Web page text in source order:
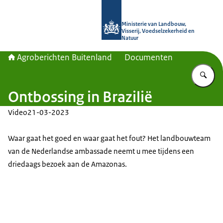
Ministerie van Landbouw,
Visserij, Voedselzekerheid en
Natuur
Agroberichten Buitenland Documenten
Ontbossing in Brazilië
Video21-03-2023
Waar gaat het goed en waar gaat het fout? Het landbouwteam
van de Nederlandse ambassade neemt u mee tijdens een
driedaags bezoek aan de Amazonas.